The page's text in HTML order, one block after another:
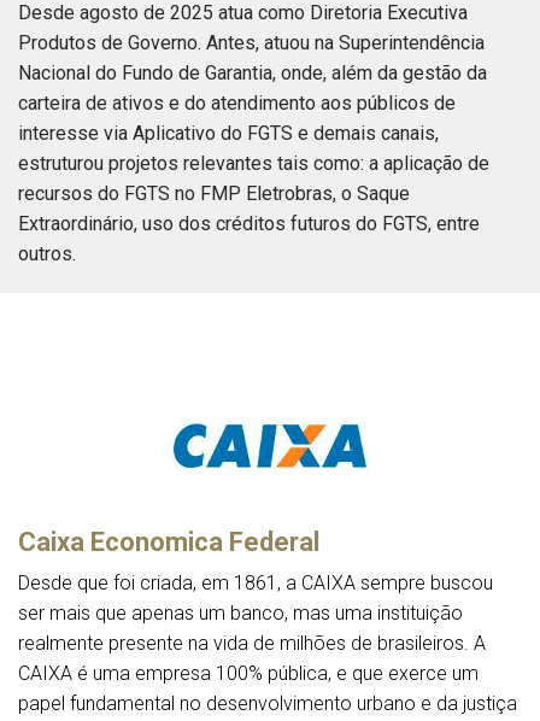
Desde agosto de 2025 atua como Diretoria Executiva
Produtos de Governo. Antes, atuou na Superintendência
Nacional do Fundo de Garantia, onde, além da gestão da
carteira de ativos e do atendimento aos públicos de
interesse via Aplicativo do FGTS e demais canais,
estruturou projetos relevantes tais como: a aplicação de
recursos do FGTS no FMP Eletrobras, o Saque
Extraordinário, uso dos créditos futuros do FGTS, entre
outros.
Caixa Economica Federal
Desde que foi criada, em 1861, a CAIXA sempre buscou
ser mais que apenas um banco, mas uma instituição
realmente presente na vida de milhões de brasileiros. A
CAIXA é uma empresa 100% pública, e que exerce um
papel fundamental no desenvolvimento urbano e da justiça